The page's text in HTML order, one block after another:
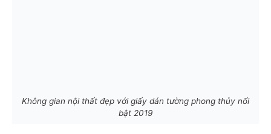
Không gian nội thất đẹp với giấy dán tường phong thủy nổi
bật 2019